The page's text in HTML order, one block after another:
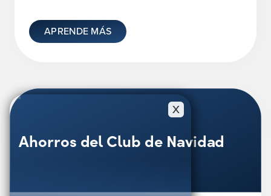
APRENDE MÁS
Ahorros del Club de Navidad
X